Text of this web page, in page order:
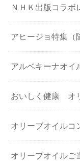
ＮＨＫ出版コラボ
アヒージョ特集（
アルベキーナオイ
おいしく健康 オ
オリーブオイルコ
オリーブオイルご